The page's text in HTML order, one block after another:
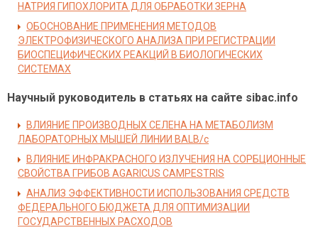
НАТРИЯ ГИПОХЛОРИТА ДЛЯ ОБРАБОТКИ ЗЕРНА
ОБОСНОВАНИЕ ПРИМЕНЕНИЯ МЕТОДОВ
ЭЛЕКТРОФИЗИЧЕСКОГО АНАЛИЗА ПРИ РЕГИСТРАЦИИ
БИОСПЕЦИФИЧЕСКИХ РЕАКЦИЙ В БИОЛОГИЧЕСКИХ
СИСТЕМАХ
Научный руководитель в статьях на сайте sibac.info
ВЛИЯНИЕ ПРОИЗВОДНЫХ СЕЛЕНА НА МЕТАБОЛИЗМ
ЛАБОРАТОРНЫХ МЫШЕЙ ЛИНИИ ВALB/с
ВЛИЯНИЕ ИНФРАКРАСНОГО ИЗЛУЧЕНИЯ НА СОРБЦИОННЫЕ
СВОЙСТВА ГРИБОВ AGARICUS CAMPESTRIS
АНАЛИЗ ЭФФЕКТИВНОСТИ ИСПОЛЬЗОВАНИЯ СРЕДСТВ
ФЕДЕРАЛЬНОГО БЮДЖЕТА ДЛЯ ОПТИМИЗАЦИИ
ГОСУДАРСТВЕННЫХ РАСХОДОВ